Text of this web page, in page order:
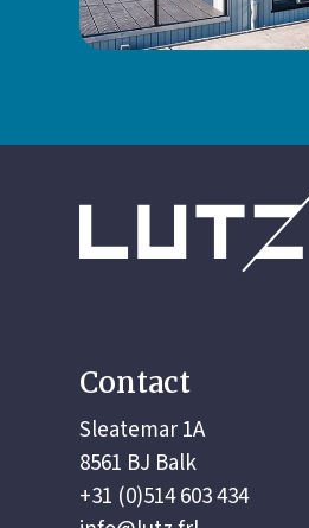
Contact
Sleatemar 1A
8561 BJ Balk
+31 (0)514 603 434